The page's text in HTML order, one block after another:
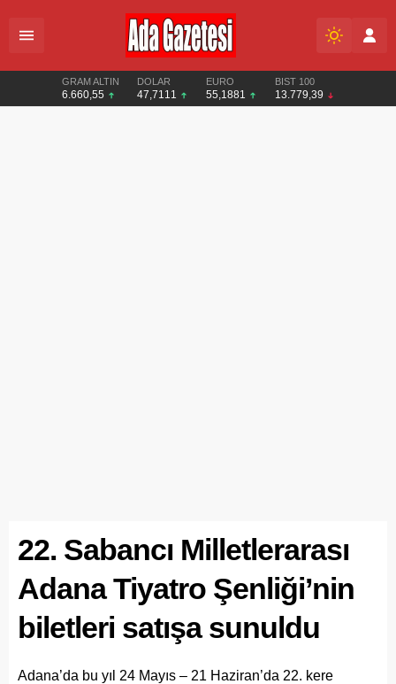
GRAM ALTIN
6.660,55
DOLAR
47,7111
EURO
55,1881
BIST 100
13.779,39
22. Sabancı Milletlerarası
Adana Tiyatro Şenliği’nin
biletleri satışa sunuldu
Adana’da bu yıl 24 Mayıs – 21 Haziran’da 22. kere